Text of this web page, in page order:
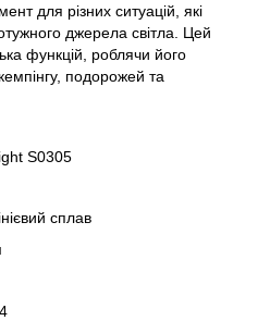
для різних ситуацій, які
джерела світла. Цей
функцій, роблячи його
подорожей та
S0305
сплав